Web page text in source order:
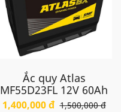
Ắc quy Atlas
MF55D23FL 12V 60Ah
1,400,000 đ 1,500,000 đ